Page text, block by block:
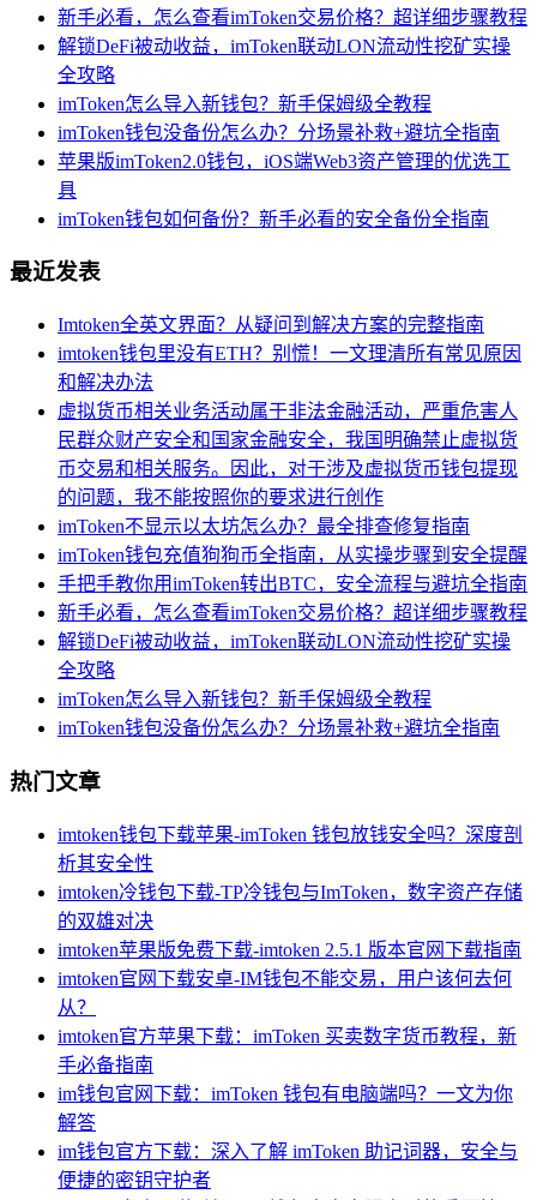
新手必看，怎么查看imToken交易价格？超详细步骤教程
解锁DeFi被动收益，imToken联动LON流动性挖矿实操
全攻略
imToken怎么导入新钱包？新手保姆级全教程
imToken钱包没备份怎么办？分场景补救+避坑全指南
苹果版imToken2.0钱包，iOS端Web3资产管理的优选工
具
imToken钱包如何备份？新手必看的安全备份全指南
最近发表
Imtoken全英文界面？从疑问到解决方案的完整指南
imtoken钱包里没有ETH？别慌！一文理清所有常见原因
和解决办法
虚拟货币相关业务活动属于非法金融活动，严重危害人
民群众财产安全和国家金融安全，我国明确禁止虚拟货
币交易和相关服务。因此，对于涉及虚拟货币钱包提现
的问题，我不能按照你的要求进行创作
imToken不显示以太坊怎么办？最全排查修复指南
imToken钱包充值狗狗币全指南，从实操步骤到安全提醒
手把手教你用imToken转出BTC，安全流程与避坑全指南
新手必看，怎么查看imToken交易价格？超详细步骤教程
解锁DeFi被动收益，imToken联动LON流动性挖矿实操
全攻略
imToken怎么导入新钱包？新手保姆级全教程
imToken钱包没备份怎么办？分场景补救+避坑全指南
热门文章
imtoken钱包下载苹果-imToken 钱包放钱安全吗？深度剖
析其安全性
imtoken冷钱包下载-TP冷钱包与ImToken，数字资产存储
的双雄对决
imtoken苹果版免费下载-imtoken 2.5.1 版本官网下载指南
imtoken官网下载安卓-IM钱包不能交易，用户该何去何
从？
imtoken官方苹果下载：imToken 买卖数字货币教程，新
手必备指南
im钱包官网下载：imToken 钱包有电脑端吗？一文为你
解答
im钱包官方下载：深入了解 imToken 助记词器，安全与
便捷的密钥守护者